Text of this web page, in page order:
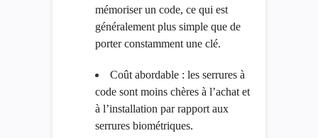
mémoriser un code, ce qui est
généralement plus simple que de
porter constamment une clé.
Coût abordable : les serrures à
code sont moins chères à l’achat et
à l’installation par rapport aux
serrures biométriques.